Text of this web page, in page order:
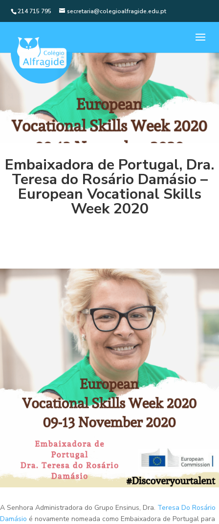
214 715 795 secretaria@colegioalfragide.edu.pt
Embaixadora de Portugal, Dra.
Teresa do Rosário Damásio –
European Vocational Skills
Week 2020
A Senhora Administradora do Grupo Ensinus, Dra. Teresa Do Rosário
Damásio é novamente nomeada como Embaixadora de Portugal para